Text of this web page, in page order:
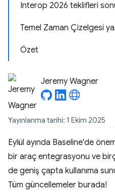
Interop 2026 teklifleri
Temel Zaman Çizelgesi
Özet
Jeremy Wagner
Yayınlanma tarihi: 1 Ekim 2025
Eylül ayında Baseline'de
bir araç entegrasyonu ve
de geniş çapta kullanıma
Tüm güncellemeler burada!